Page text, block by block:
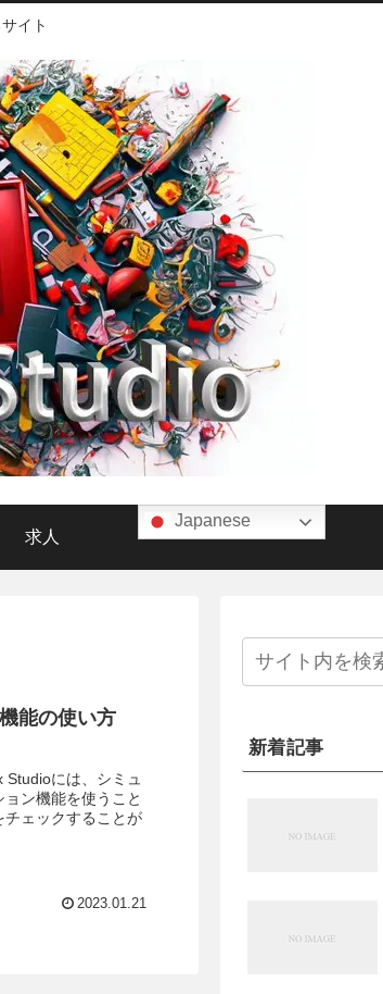
イト
求人
Japanese
能の使い方
には、シミュ
ン機能を使うこと
ェックすることが
2023.01.21
新着記事